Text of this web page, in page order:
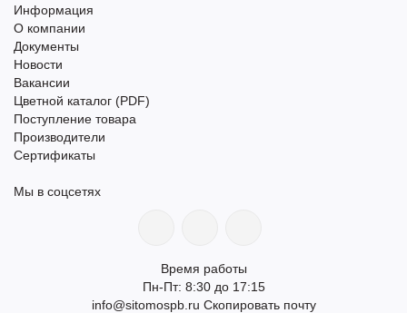
Информация
О компании
Документы
Новости
Вакансии
Цветной каталог (PDF)
Поступление товара
Производители
Сертификаты
Мы в соцсетях
Время работы
Пн-Пт: 8:30 до 17:15
info@sitomospb.ru Скопировать почту